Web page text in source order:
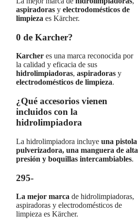
aspiradoras y electrodomésticos de
limpieza es Kärcher.
0 de Karcher?
Karcher es una marca reconocida por
la calidad y eficacia de sus
hidrolimpiadoras, aspiradoras y
electrodomésticos de limpieza.
¿Qué accesorios vienen
incluidos con la
hidrolimpiadora
La hidrolimpiadora incluye una pistola
pulverizadora, una manguera de alta
presión y boquillas intercambiables.
295-
La mejor marca de hidrolimpiadoras,
aspiradoras y electrodomésticos de
limpieza es Kärcher.